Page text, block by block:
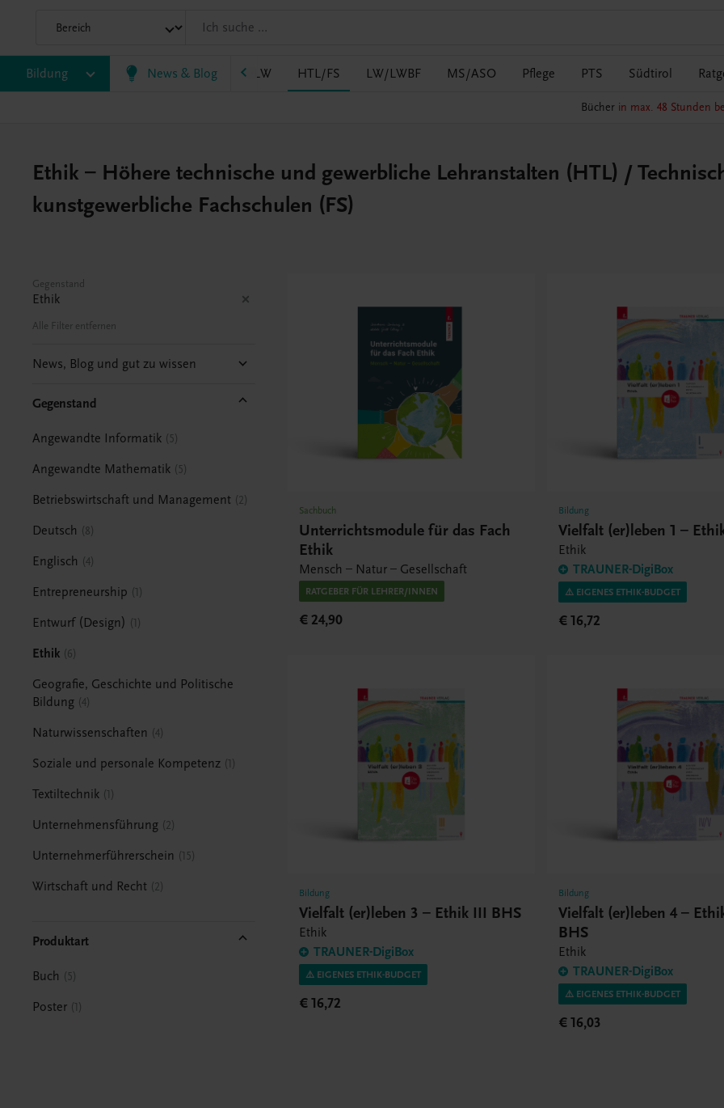
Bildung News & Blog
HLK HLPS/FSB HLT/Kolleg HLW HTL/FS LW/LWBF MS/ASO Pflege PTS Südtirol
Bücher in max. 48 Stunden
Ethik – Höhere technische und gewerbliche Lehranstalten (HTL) /
kunstgewerbliche Fachschulen (FS)
Gegenstand
Ethik
Alle Filter entfernen
News, Blog und gut zu wissen
Gegenstand
Angewandte Informatik 5
Angewandte Mathematik 5
Betriebswirtschaft und Management 2
Deutsch 8
Englisch 4
Entrepreneurship 1
Entwurf (Design) 1
Ethik 6
Geografie, Geschichte und Politische
Bildung 4
Naturwissenschaften 4
Soziale und personale Kompetenz 1
Textiltechnik 1
Unternehmensführung 2
Unternehmerführerschein 15
Wirtschaft und Recht 2
Produktart
Buch 5
Poster 1
Sachbuch
Unterrichtsmodule für das Fach
Ethik
Mensch – Natur – Gesellschaft
RATGEBER FÜR LEHRER/INNEN
€ 24,90
Bildung
Vielfalt (er)leben 1 –
Ethik
TRAUNER-DigiBox
⚠️ EIGENES ETHIK-BUDGET
€ 16,72
Bildung
Vielfalt (er)leben 3 – Ethik III BHS
Ethik
TRAUNER-DigiBox
⚠️ EIGENES ETHIK-BUDGET
€ 16,72
Bildung
Vielfalt (er)leben 4 –
BHS
Ethik
TRAUNER-DigiBox
⚠️ EIGENES ETHIK-BUDGET
€ 16,03